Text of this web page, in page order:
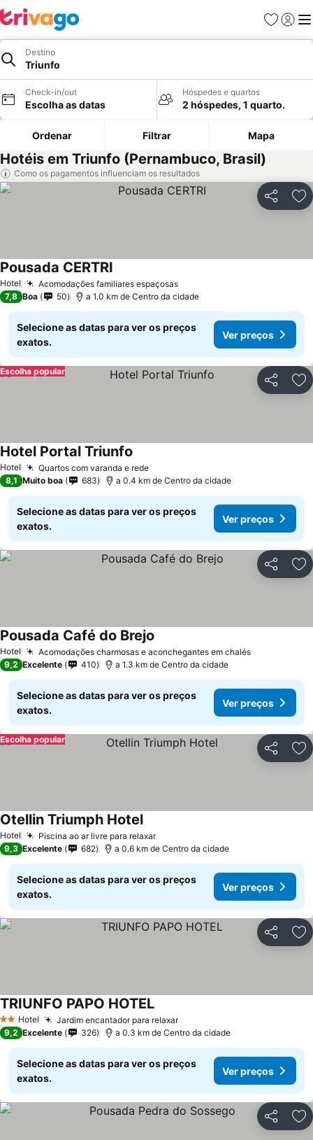
Favoritos
Iniciar
Destino
Triunfo
Check-in/out
Escolha as datas
Hóspedes e quartos
2 hóspedes, 1 quarto.
Ordenar Filtrar Mapa
Hotéis em Triunfo (Pernambuco, Brasil)
Como os pagamentos influenciam os resultados
Partilhar
Hotel Acomodações familiares espaçosas
Pousada CERTRI
7,8 Boa 50 a 1.0 km de Centro da cidade
Selecione as datas para ver os preços
exatos.
Ver preços
Partilhar
Escolha popular
Hotel Quartos com varanda e rede
Hotel Portal Triunfo
8,1 Muito boa 683 a 0.4 km de Centro da cidade
Selecione as datas para ver os preços
exatos.
Ver preços
Partilhar
Hotel Acomodações charmosas e aconchegantes em chalés
Pousada Café do Brejo
9,2 Excelente 410 a 1.3 km de Centro da cidade
Selecione as datas para ver os preços
exatos.
Ver preços
Partilhar
Escolha popular
Hotel Piscina ao ar livre para relaxar
Otellin Triumph Hotel
9,3 Excelente 682 a 0.6 km de Centro da cidade
Selecione as datas para ver os preços
exatos.
Ver preços
Partilhar
2 Estrelas
Hotel Jardim encantador para relaxar
TRIUNFO PAPO HOTEL
9,2 Excelente 326 a 0.3 km de Centro da cidade
Selecione as datas para ver os preços
exatos.
Ver preços
Partilhar